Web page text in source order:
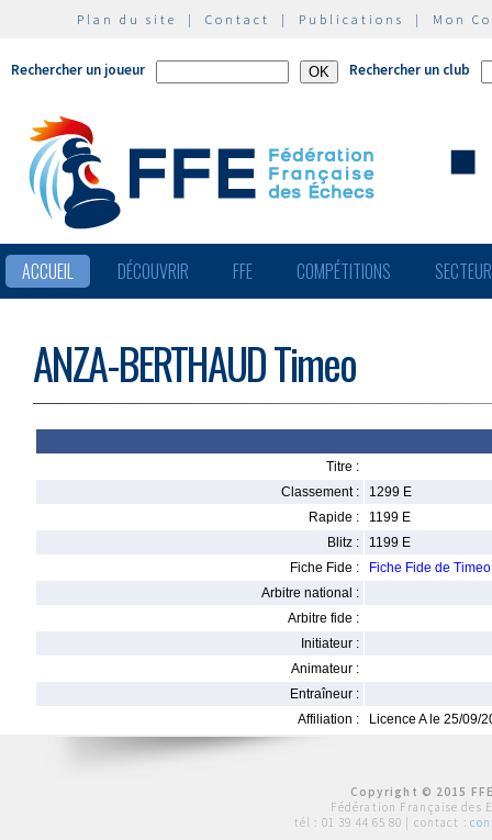
Plan du site | Contact | Publications | Mon
Rechercher un joueur Rechercher un club
ACCUEIL DÉCOUVRIR FFE COMPÉTITIONS
ANZA-BERTHAUD Timeo
Titre :
Classement :
1299 E
Rapide :
1199 E
Blitz :
1199 E
Fiche Fide :
Fiche Fide de
Arbitre national :
Arbitre fide :
Initiateur :
Animateur :
Entraîneur :
Affiliation :
Licence A le 25/09/
Copyright © 2015
Fédération Française des
tél : 01 39 44 65 80 | contact :